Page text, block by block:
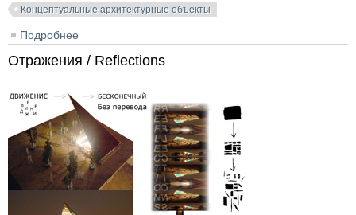
Концептуальные архитектурные объекты
Подробнее
Отражения / Reflections